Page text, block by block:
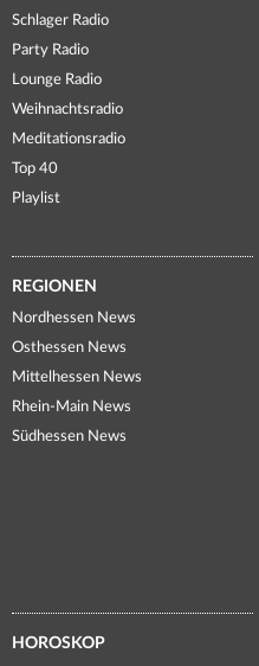
Schlager Radio
Party Radio
Lounge Radio
Weihnachtsradio
Meditationsradio
Top 40
Playlist
REGIONEN
Nordhessen News
Osthessen News
Mittelhessen News
Rhein-Main News
Südhessen News
HOROSKOP